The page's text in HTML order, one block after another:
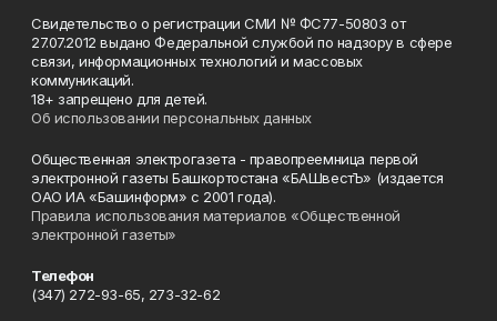
Свидетельство о регистрации СМИ № ФС77-50803 от
27.07.2012 выдано Федеральной службой по надзору в сфере
связи, информационных технологий и массовых
коммуникаций.
18+ запрещено для детей.
Об использовании персональных данных
Общественная электрогазета - правопреемница первой
электронной газеты Башкортостана «БАШвестЪ» (издается
ОАО ИА «Башинформ» с 2001 года).
Правила использования материалов «Общественной
электронной газеты»
Телефон
(347) 272-93-65, 273-32-62